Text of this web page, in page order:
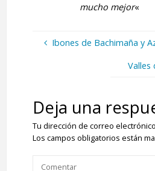
mucho mejor«
Ibones de Bachimaña y
Valles
Deja una
Tu dirección de correo
Los campos obligatorios están